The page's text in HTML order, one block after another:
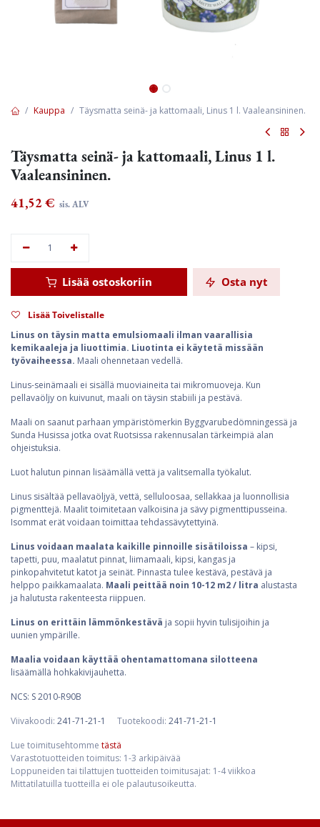
Kauppa Täysmatta seinä- ja kattomaali, Linus 1 l. Vaaleansininen.
Täysmatta seinä- ja kattomaali, Linus 1 l.
Vaaleansininen.
41,52€ sis. ALV
Lisää ostoskoriin Osta nyt
Lisää Toivelistalle
Linus on täysin matta emulsiomaali ilman vaarallisia
kemikaaleja ja liuottimia. Liuotinta ei käytetä missään
työvaiheessa. Maali ohennetaan vedellä.
Linus-seinämaali ei sisällä muoviaineita tai mikromuoveja. Kun
pellavaöljy on kuivunut, maali on täysin stabiili ja pestävä.
Maali on saanut parhaan ympäristömerkin Byggvarubedömningessä ja
Sunda Husissa jotka ovat Ruotsissa rakennusalan tärkeimpiä alan
ohjeistuksia.
Luot halutun pinnan lisäämällä vettä ja valitsemalla työkalut.
Linus sisältää pellavaöljyä, vettä, selluloosaa, sellakkaa ja luonnollisia
pigmenttejä. Maalit toimitetaan valkoisina ja sävy pigmenttipusseina.
Isommat erät voidaan toimittaa tehdassävytettyinä.
Linus voidaan maalata kaikille pinnoille sisätiloissa – kipsi,
tapetti, puu, maalatut pinnat, liimamaali, kipsi, kangas ja
pinkopahvitetut katot ja seinät. Pinnasta tulee kestävä, pestävä ja
helppo paikkamaalata. Maali peittää noin 10-12 m2 / litra alustasta
ja halutusta rakenteesta riippuen.
Linus on erittäin lämmönkestävä ja sopii hyvin tulisijoihin ja
uunien ympärille.
Maalia voidaan käyttää ohentamattomana silotteena
lisäämällä hohkakivijauhetta.
NCS: S 2010-R90B
Viivakoodi: 241-71-21-1 Tuotekoodi: 241-71-21-1
Lue toimitusehtomme tästä
Varastotuotteiden toimitus: 1-3 arkipäivää
Loppuneiden tai tilattujen tuotteiden toimitusajat: 1-4 viikkoa
Mittatilatuilla tuotteilla ei ole palautusoikeutta.